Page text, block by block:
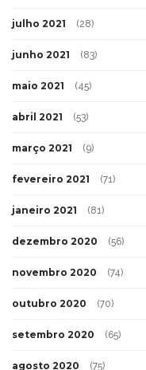
julho 2021 (28)
junho 2021 (83)
maio 2021 (45)
abril 2021 (53)
março 2021 (9)
fevereiro 2021 (71)
janeiro 2021 (81)
dezembro 2020 (56)
novembro 2020 (74)
outubro 2020 (70)
setembro 2020 (65)
agosto 2020 (75)